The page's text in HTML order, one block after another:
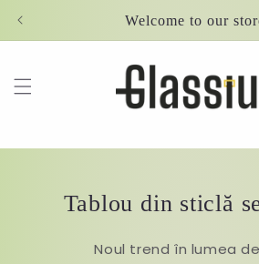
Welcome to our
Tablou din sticlă
Noul trend în lumea